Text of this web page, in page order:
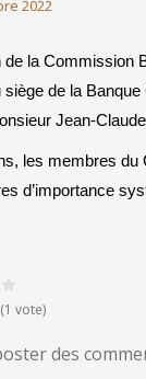
2022
la Commission
de la
Jean-
les membres
d’importance
(1 vote)
des